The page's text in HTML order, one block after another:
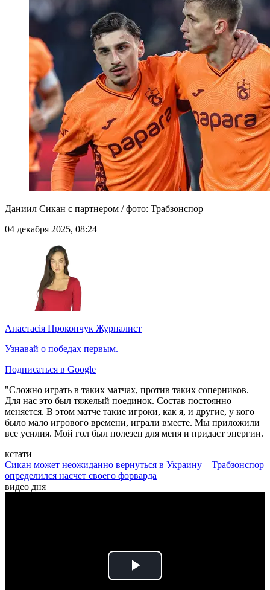
Даниил Сикан с партнером / фото: Трабзонспор
04 декабря 2025, 08:24
Анастасія Прокопчук Журналист
Узнавай о победах первым.
Подписаться в Google
"Сложно играть в таких матчах, против таких соперников.
Для нас это был тяжелый поединок. Состав постоянно
меняется. В этом матче такие игроки, как я, и другие, у кого
было мало игрового времени, играли вместе. Мы приложили
все усилия. Мой гол был полезен для меня и придаст энергии.
кстати
Сикан может неожиданно вернуться в Украину – Трабзонспор
определился насчет своего форварда
видео дня
Play